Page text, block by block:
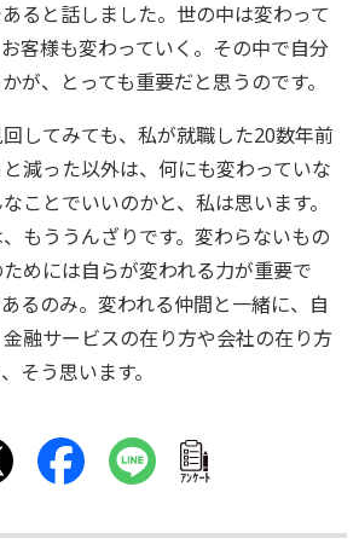
ると話しました。世の中は変わって
客様も変わっていく。その中で自分
が、とっても重要だと思うのです。
してみても、私が就職した20数年前
減った以外は、何にも変わっていな
ことでいいのかと、私は思います。
もううんざりです。変わらないもの
めには自らが変われる力が重要で
るのみ。変われる仲間と一緒に、自
融サービスの在り方や会社の在り方
そう思います。
ｱﾝｹｰﾄ